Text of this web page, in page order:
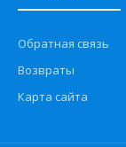
Обратная связь
Возвраты
Карта сайта